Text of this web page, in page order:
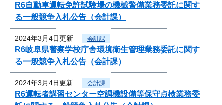
R6自動車運転免許試験場の機械警備業務委託に関す
る一般競争入札公告（会計課）
2024年3月4日更新 会計課
R6岐阜県警察学校庁舎環境衛生管理業務委託に関す
る一般競争入札公告（会計課）
2024年3月4日更新 会計課
R6運転者講習センター空調機設備等保守点検業務委